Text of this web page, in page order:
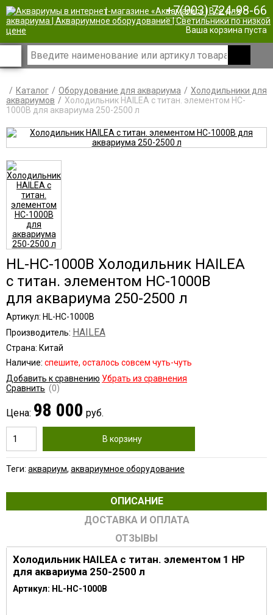
| +7(903) 724-98-66
Ваша корзина пуста
Каталог Оборудование для аквариума
Холодильники для
аквариумов
Холодильник HAILEA с титан. элементом HC-
1000B для аквариума 250-2500 л
HL-HC-1000B Холодильник HAILEA
с титан. элементом HC-1000B
для аквариума 250-2500 л
Артикул: HL-HC-1000B
Производитель: HAILEA
Страна: Китай
Наличие: cпешите, осталось совсем чуть-чуть
Добавить к сравнению Убрать из сравнения
Сравнить (0)
Цена: 98 000 руб.
В корзину
Теги: аквариум, аквариумное оборудование
ОПИСАНИЕ
ДОСТАВКА И ОПЛАТА
ОТЗЫВЫ
Холодильник HAILEA с титан. элементом 1 HP
для аквариума 250-2500 л
Артикул: HL-HC-1000B